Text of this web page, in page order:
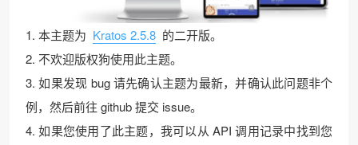
1. 本主题为 Kratos 2.5.8 的二开版。
2. 不欢迎版权狗使用此主题。
3. 如果发现 bug 请先确认主题为最新，并确认此问题非个
例，然后前往 github 提交 issue。
4. 如果您使用了此主题，我可以从 API 调用记录中找到您